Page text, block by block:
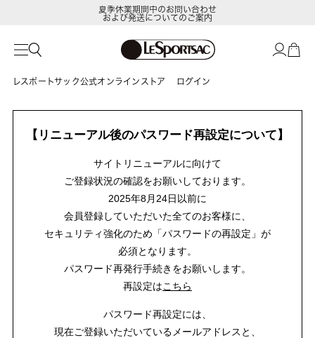
夏季休業期間中のお問い合わせ
および発送についてのご案内
レスポートサック公式オンラインストア ログイン
【リニューアル後のパスワード再設定について】
サイトリニューアルに向けて
ご登録状況の確認をお願いしております。
2025年8月24日以前に
会員登録していただいた全てのお客様に、
セキュリティ強化のため「パスワードの再設定」が
必須となります。
パスワード再発行手続きをお願いします。
再設定はこちら
パスワード再設定には、
現在ご登録いただいているメールアドレスと、